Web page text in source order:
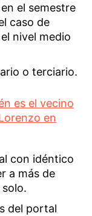
el semestre
caso de
nivel medio
o terciario.
es el vecino
en
con idéntico
a más de
del portal